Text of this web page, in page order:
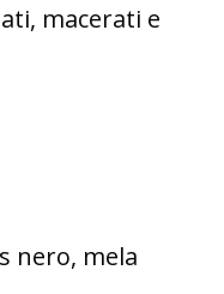
macerati e
nero, mela